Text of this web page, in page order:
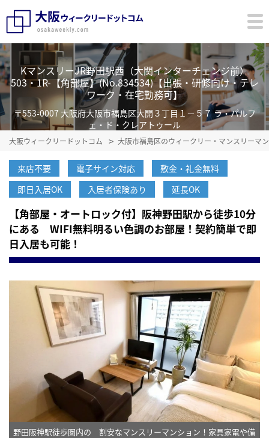
KマンスリーJR野田駅西（大関インターチェンジ前）
503・1R-【角部屋】(No.834534)【出張・研修向け・テレ
ワーク・在宅勤務可】
〒553-0007 大阪府大阪市福島区大開３丁目１－５７ ラ・パルフ
ェ・ド・クレアトゥール
大阪ウィークリードットコム 大阪市福島区のウィークリー・マンスリーマ
来店不要 電子サイン対応
敷金・礼金無料
即日入居OK
入居者保険あり 延長OK
【角部屋・オートロック付】阪神野田駅から徒歩10分
にある WIFI無料明るい色調のお部屋！契約簡単で即
日入居も可能！
野田阪神駅徒歩圏内の 割安なマンスリーマンション！家具家電や備